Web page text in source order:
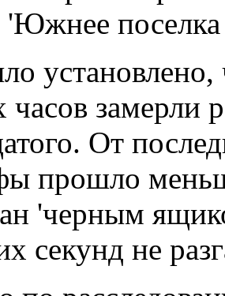
'Южнее
установлено,
замерли
От
прошло
'черным
секунд не